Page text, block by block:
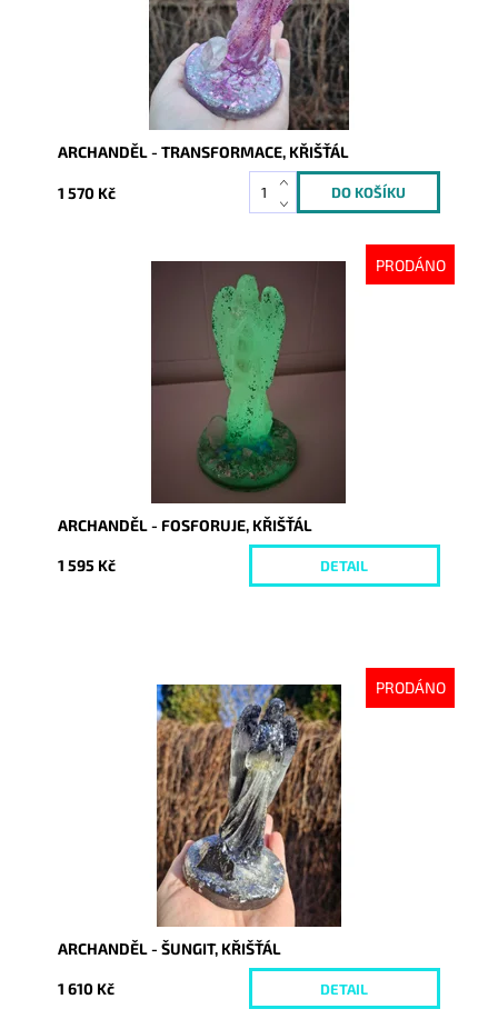
ARCHANDĚL - TRANSFORMACE, KŘIŠŤÁL
1 570 Kč
PRODÁNO
Vyprodáno
ARCHANDĚL - FOSFORUJE, KŘIŠŤÁL
1 595 Kč DETAIL
PRODÁNO
Vyprodáno
10520
ARCHANDĚL - ŠUNGIT, KŘIŠŤÁL
1 610 Kč DETAIL